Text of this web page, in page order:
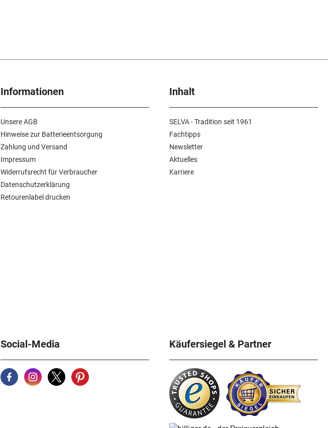
Informationen
Unsere AGB
Hinweise zur Batterieentsorgung
Zahlung und Versand
Impressum
Widerrufsrecht für Verbraucher
Datenschutzerklärung
Retourenlabel drucken
Inhalt
SELVA - Tradition seit 1961
Fachtipps
Newsletter
Aktuelles
Karriere
Social-Media Käufersiegel & Partner